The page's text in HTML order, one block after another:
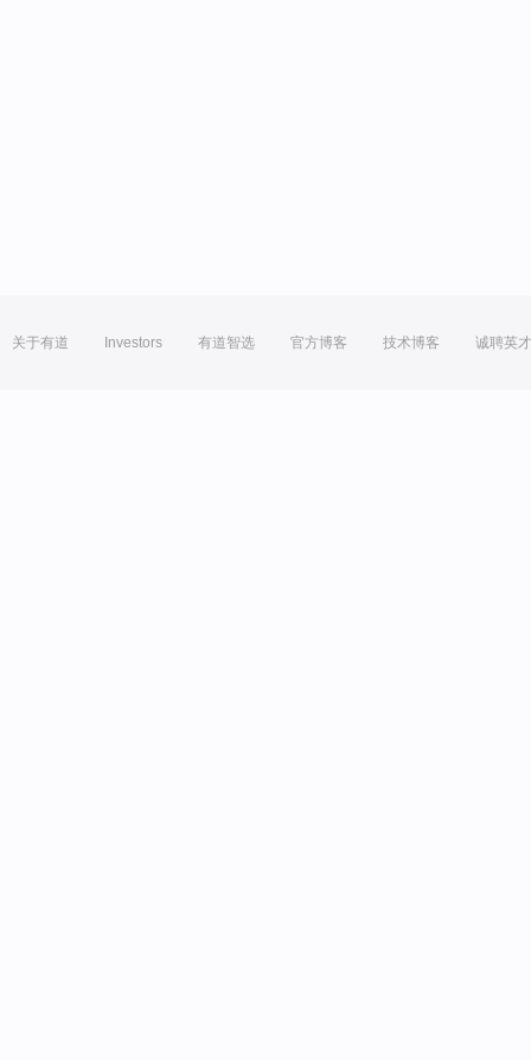
关于有道 Investors 有道智选 官方博客 技术博客 诚聘英才